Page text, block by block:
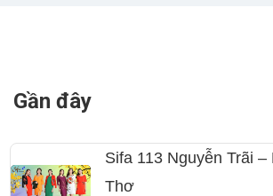
Gần đây
Sifa 113 Nguyễn Trãi –
Thơ